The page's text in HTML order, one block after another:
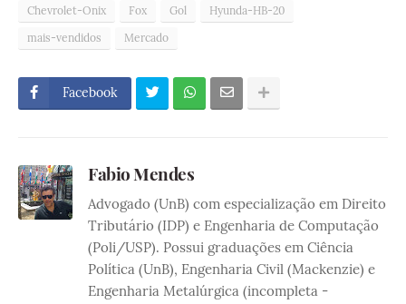
Chevrolet-Onix Fox Gol
Hyunda-HB-20
mais-vendidos
Mercado
Facebook
Fabio Mendes
Advogado (UnB) com especialização em Direito
Tributário (IDP) e Engenharia de Computação
(Poli/USP). Possui graduações em Ciência
Política (UnB), Engenharia Civil (Mackenzie) e
Engenharia Metalúrgica (incompleta -